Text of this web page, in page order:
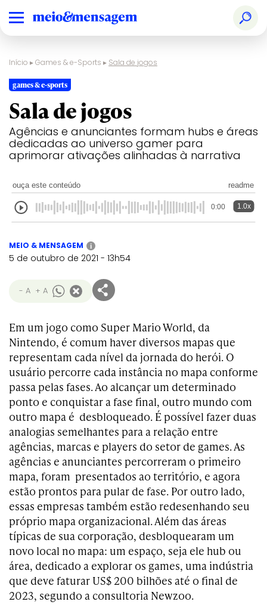
Início ▸Games & e-Sports ▸ Sala de jogos
games & e-sports
Sala de jogos
Agências e anunciantes formam hubs e áreas
dedicadas ao universo gamer para
aprimorar ativações alinhadas à narrativa
ouça este conteúdo readme
0:00 1.0x
MEIO & MENSAGEM i
5 de outubro de 2021 - 13h54
- A + A
Em um jogo como Super Mario World, da
Nintendo, é comum haver diversos mapas que
representam cada nível da jornada do herói. O
usuário percorre cada instância no mapa conforme
passa pelas fases. Ao alcançar um determinado
ponto e conquistar a fase final, outro mundo com
outro mapa é desbloqueado. É possível fazer duas
analogias semelhantes para a relação entre
agências, marcas e players do setor de games. As
agências e anunciantes percorreram o primeiro
mapa, foram presentados ao território, e agora
estão prontos para pular de fase. Por outro lado,
essas empresas também estão redesenhando seu
próprio mapa organizacional. Além das áreas
típicas de sua corporação, desbloquearam um
novo local no mapa: um espaço, seja ele hub ou
área, dedicado a explorar os games, uma indústria
que deve faturar US$ 200 bilhões até o final de
2023, segundo a consultoria Newzoo.